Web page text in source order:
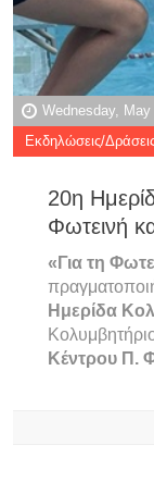
Wednesday,
Εκδηλώσεις/
20η
Φωτεινή
«Για τη
Ημερίδα
Κέντρου Π.